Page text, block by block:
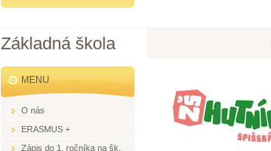
Základná škola
MENU
O nás
ERASMUS +
Zápis do 1. ročníka na šk.